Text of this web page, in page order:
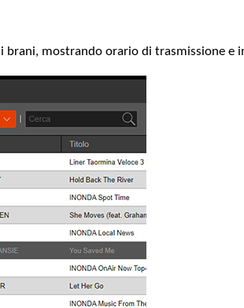
mostrando orario di trasmissione e